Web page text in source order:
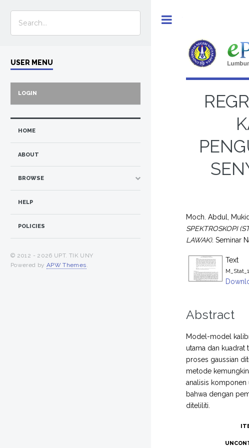
Moch. Abdul,
SPEKTROSKOPI
LAWAK). Seminar
Text
Abstract
Model-model
utama dan kuadrat
proses gaussian
metode
analisis
bahwa dengan
diteliliti.
USER MENU
LOGIN
HOME
ABOUT
BROWSE
HELP
POLICIES
© 2012 - 2026 UPT. TIK UNY
Powered by APW Themes